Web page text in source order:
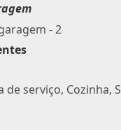
- 2
de serviço, Cozinha,